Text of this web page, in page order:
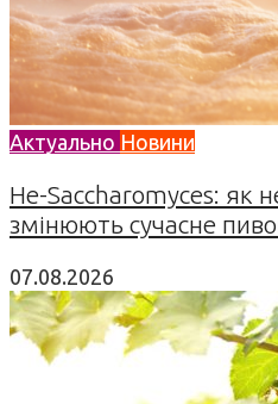
Актуально Новини
Не-Saccharomyces: як
змінюють сучасне
07.08.2026